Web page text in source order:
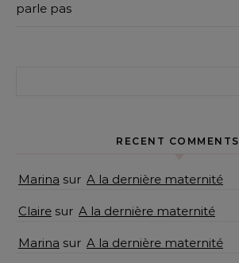
parle pas
RECENT COMMENTS
Marina sur A la dernière maternité
Claire sur A la dernière maternité
Marina sur A la dernière maternité